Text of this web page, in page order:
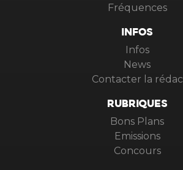
Fréquences
INFOS
Infos
News
Contacter la rédac
RUBRIQUES
Bons Plans
Emissions
Concours